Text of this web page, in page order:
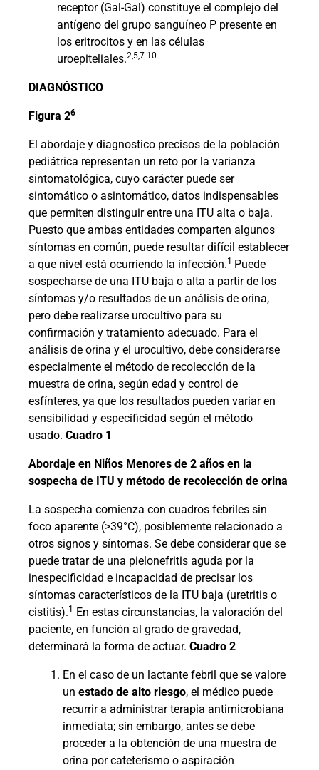
receptor (Gal-Gal) constituye el complejo del
antígeno del grupo sanguíneo P presente en
los eritrocitos y en las células
uroepiteliales.2,5,7-10
DIAGNÓSTICO
Figura 26
El abordaje y diagnostico precisos de la población
pediátrica representan un reto por la varianza
sintomatológica, cuyo carácter puede ser
sintomático o asintomático, datos indispensables
que permiten distinguir entre una ITU alta o baja.
Puesto que ambas entidades comparten algunos
síntomas en común, puede resultar difícil establecer
a que nivel está ocurriendo la infección.1 Puede
sospecharse de una ITU baja o alta a partir de los
síntomas y/o resultados de un análisis de orina,
pero debe realizarse urocultivo para su
confirmación y tratamiento adecuado. Para el
análisis de orina y el urocultivo, debe considerarse
especialmente el método de recolección de la
muestra de orina, según edad y control de
esfínteres, ya que los resultados pueden variar en
sensibilidad y especificidad según el método
usado. Cuadro 1
Abordaje en Niños Menores de 2 años en la
sospecha de ITU y método de recolección de orina
La sospecha comienza con cuadros febriles sin
foco aparente (>39°C), posiblemente relacionado a
otros signos y síntomas. Se debe considerar que se
puede tratar de una pielonefritis aguda por la
inespecificidad e incapacidad de precisar los
síntomas característicos de la ITU baja (uretritis o
cistitis).1
En estas circunstancias, la valoración del
paciente, en función al grado de gravedad,
determinará la forma de actuar. Cuadro 2
En el caso de un lactante febril que se valore
un estado de alto riesgo, el médico puede
recurrir a administrar terapia antimicrobiana
inmediata; sin embargo, antes se debe
proceder a la obtención de una muestra de
orina por cateterismo o aspiración